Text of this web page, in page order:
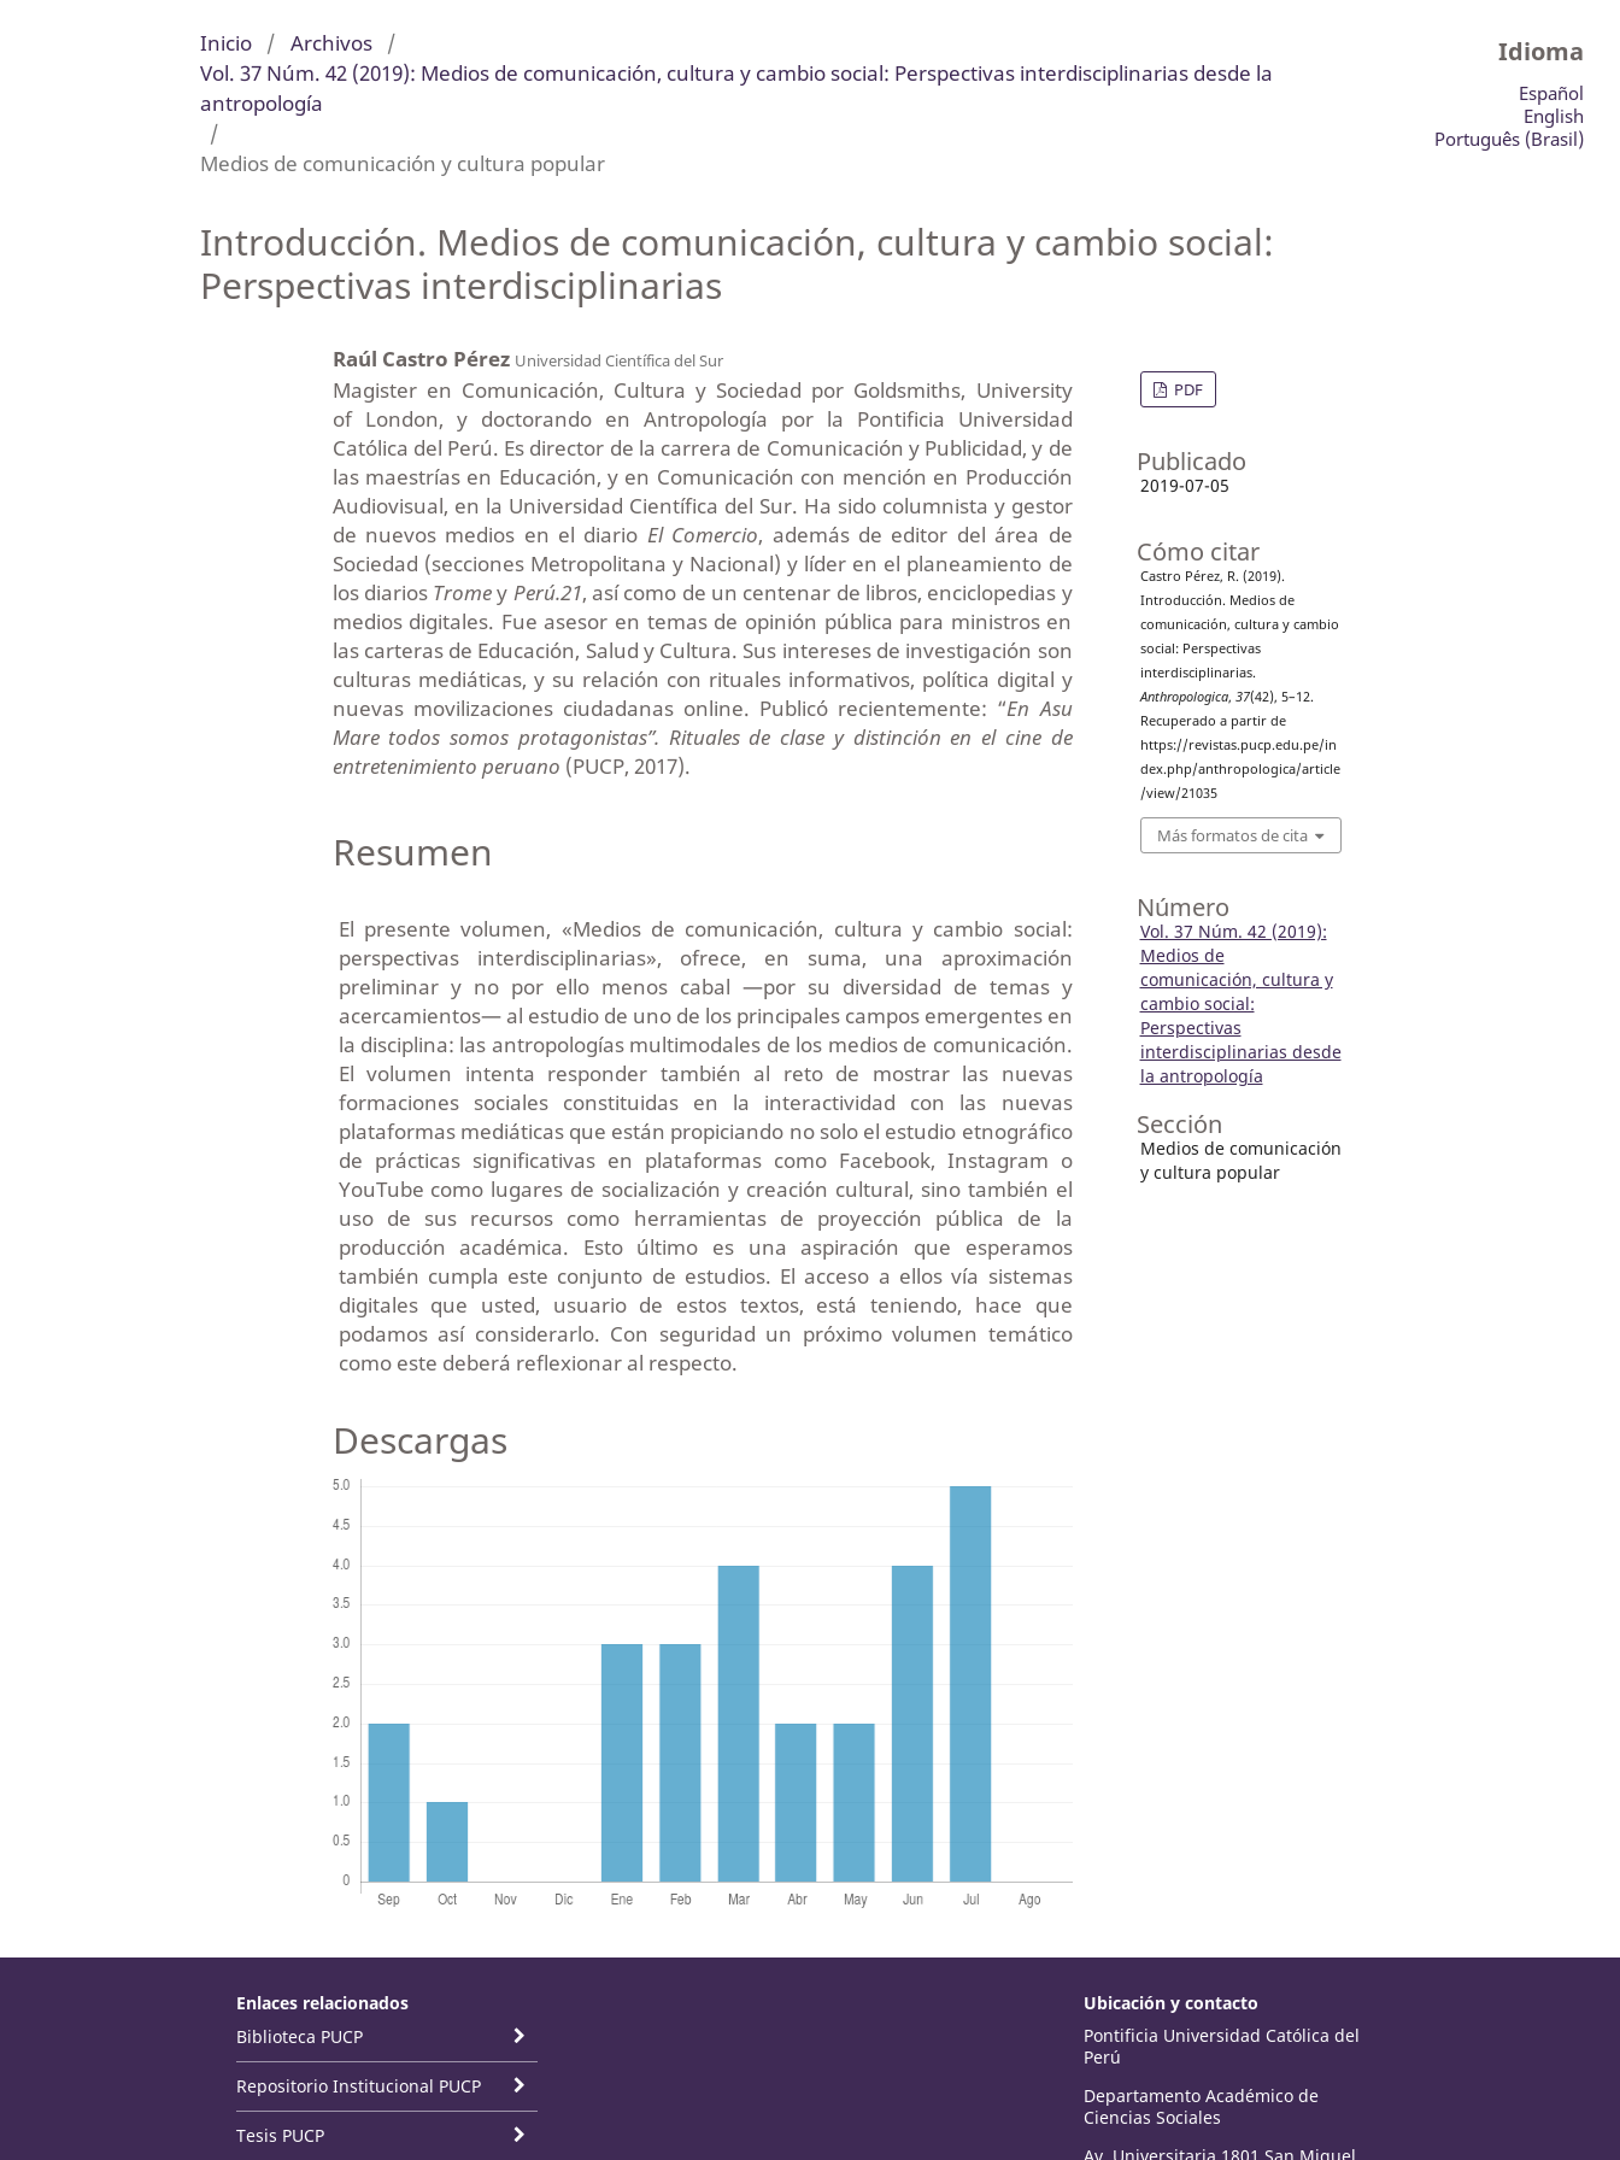
Inicio / Archivos /
Vol. 37 Núm. 42 (2019): Medios de comunicación, cultura y cambio social: Perspectivas interdisciplinarias desde la
antropología
/
Medios de comunicación y cultura popular
Introducción. Medios de comunicación, cultura y cambio social:
Perspectivas interdisciplinarias
Raúl Castro Pérez Universidad Científica del Sur
Magister en Comunicación, Cultura y Sociedad por Goldsmiths, University
of London, y doctorando en Antropología por la Pontificia Universidad
Católica del Perú. Es director de la carrera de Comunicación y Publicidad, y de
las maestrías en Educación, y en Comunicación con mención en Producción
Audiovisual, en la Universidad Científica del Sur. Ha sido columnista y gestor
de nuevos medios en el diario El Comercio, además de editor del área de
Sociedad (secciones Metropolitana y Nacional) y líder en el planeamiento de
los diarios Tromey Perú.21, así como de un centenar de libros, enciclopedias y
medios digitales. Fue asesor en temas de opinión pública para ministros en
las carteras de Educación, Salud y Cultura. Sus intereses de investigación son
culturas mediáticas, y su relación con rituales informativos, política digital y
nuevas movilizaciones ciudadanas online. Publicó recientemente: “En Asu
Mare todos somos protagonistas”. Rituales de clase y distinción en el cine de
entretenimiento peruano (PUCP, 2017).
Resumen
El presente volumen, «Medios de comunicación, cultura y cambio social:
perspectivas interdisciplinarias», ofrece, en suma, una aproximación
preliminar y no por ello menos cabal —por su diversidad de temas y
acercamientos— al estudio de uno de los principales campos emergentes en
la disciplina: las antropologías multimodales de los medios de comunicación.
El volumen intenta responder también al reto de mostrar las nuevas
formaciones sociales constituidas en la interactividad con las nuevas
plataformas mediáticas que están propiciando no solo el estudio etnográfico
de prácticas significativas en plataformas como Facebook, Instagram o
YouTube como lugares de socialización y creación cultural, sino también el
uso de sus recursos como herramientas de proyección pública de la
producción académica. Esto último es una aspiración que esperamos
también cumpla este conjunto de estudios. El acceso a ellos vía sistemas
digitales que usted, usuario de estos textos, está teniendo, hace que
podamos así considerarlo. Con seguridad un próximo volumen temático
como este deberá reflexionar al respecto.
Descargas
PDF
Publicado
2019-07-05
Cómo citar
Castro Pérez, R. (2019).
Introducción. Medios de
comunicación, cultura y cambio
social: Perspectivas
interdisciplinarias.
Anthropologica, 37(42), 5–12.
Recuperado a partir de
https://revistas.pucp.edu.pe/in
dex.php/anthropologica/article
/view/21035
Más formatos de cita
Número
Vol. 37 Núm. 42 (2019):
Medios de
comunicación, cultura y
cambio social:
Perspectivas
interdisciplinarias desde
la antropología
Sección
Medios de comunicación
y cultura popular
Idioma
Español
English
Português (Brasil)
Enlaces relacionados
Biblioteca PUCP
Repositorio Institucional PUCP
Tesis PUCP
Ubicación y contacto
Pontificia Universidad Católica del
Perú
Departamento Académico de
Ciencias Sociales